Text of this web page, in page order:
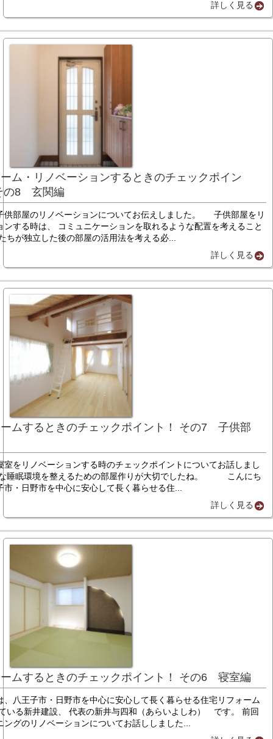
詳しく見る
ム・リノベーションするときのチェックポイン
の8 玄関編
供部屋のリノベーションについてお伝えしました。 子供部屋をリ
ンする時は、 コミュニケーションを取れるような配置を考えること
ちが独立した後の部屋の活用法を考える必...
詳しく見る
ムするときのチェックポイント！ その7 子供部
室をリノベーションする時のチェックポイントについてお話しまし
睡眠環境を整えるための部屋作りが大切でしたね。 こんにち
市・日野市を中心に安心して長く暮らせる住...
詳しく見る
ムするときのチェックポイント！ その6 寝室編
、八王子市・日野市を中心に安心して長く暮らせる住宅リフォーム
いる新井建設、 代表の新井与四和（あらいよしわ） です。 前回
ングのリノベーションについてお話ししました...